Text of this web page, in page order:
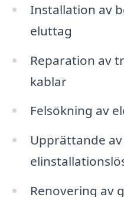
Installation av
eluttag
Reparation av
kablar
Felsökning av
Upprättande av
Renovering av